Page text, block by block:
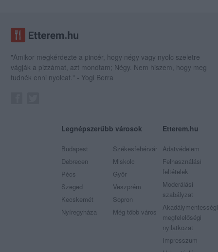
"Amikor megkérdezte a pincér, hogy négy vagy nyolc szeletre
vágják a pizzámat, azt mondtam; Négy. Nem hiszem, hogy meg
tudnék enni nyolcat." - Yogi Berra
Legnépszerűbb városok
Budapest
Debrecen
Pécs
Szeged
Kecskemét
Nyíregyháza
Székesfehérvár
Miskolc
Győr
Veszprém
Sopron
Még több város
Etterem.hu
Adatvédelem
Felhasználási
feltételek
Moderálási
szabályzat
Akadálymentességi
megfelelőségi
nyilatkozat
Impresszum